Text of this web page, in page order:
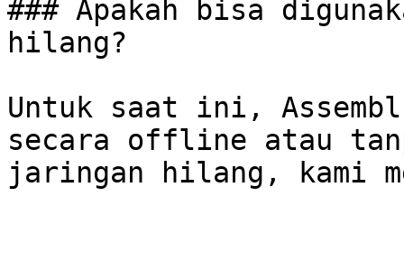
### Apakah bisa
hilang?
Untuk saat ini,
secara offline atau